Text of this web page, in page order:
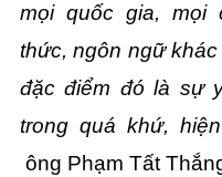
mọi quốc gia, mọi
thức, ngôn ngữ
đặc điểm đó là sự
trong quá khứ,
ông Phạm Tất